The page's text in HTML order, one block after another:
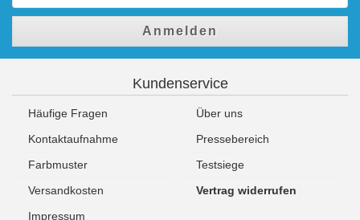
Anmelden
Kundenservice
Häufige Fragen
Über uns
Kontaktaufnahme
Pressebereich
Farbmuster
Testsiege
Versandkosten
Vertrag widerrufen
Impressum